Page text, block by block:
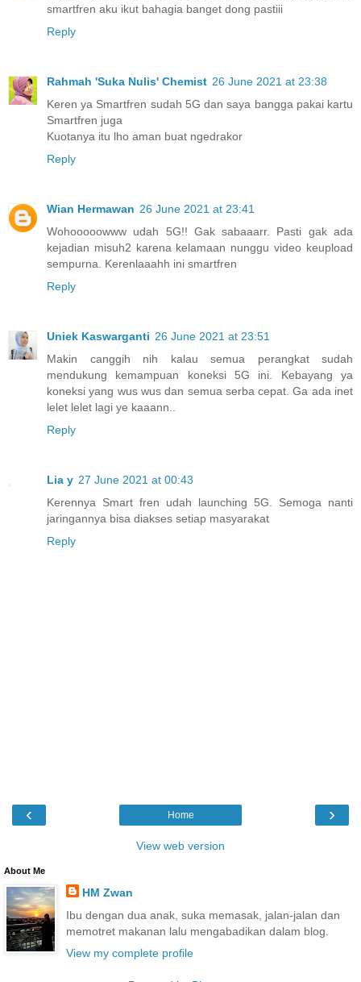
smartfren aku ikut bahagia banget dong pastiii
Reply
Rahmah 'Suka Nulis' Chemist 26 June 2021 at 23:38
Keren ya Smartfren sudah 5G dan saya bangga pakai kartu
Smartfren juga
Kuotanya itu lho aman buat ngedrakor
Reply
Wian Hermawan 26 June 2021 at 23:41
Wohooooowww udah 5G!! Gak sabaaarr. Pasti gak ada
kejadian misuh2 karena kelamaan nunggu video keupload
sempurna. Kerenlaaahh ini smartfren
Reply
Uniek Kaswarganti 26 June 2021 at 23:51
Makin canggih nih kalau semua perangkat sudah
mendukung kemampuan koneksi 5G ini. Kebayang ya
koneksi yang wus wus dan semua serba cepat. Ga ada inet
lelet lelet lagi ye kaaann..
Reply
Lia y 27 June 2021 at 00:43
Kerennya Smart fren udah launching 5G. Semoga nanti
jaringannya bisa diakses setiap masyarakat
Reply
‹ ›
Home
View web version
About Me
HM Zwan
Ibu dengan dua anak, suka memasak, jalan-jalan dan
memotret makanan lalu mengabadikan dalam blog.
View my complete profile